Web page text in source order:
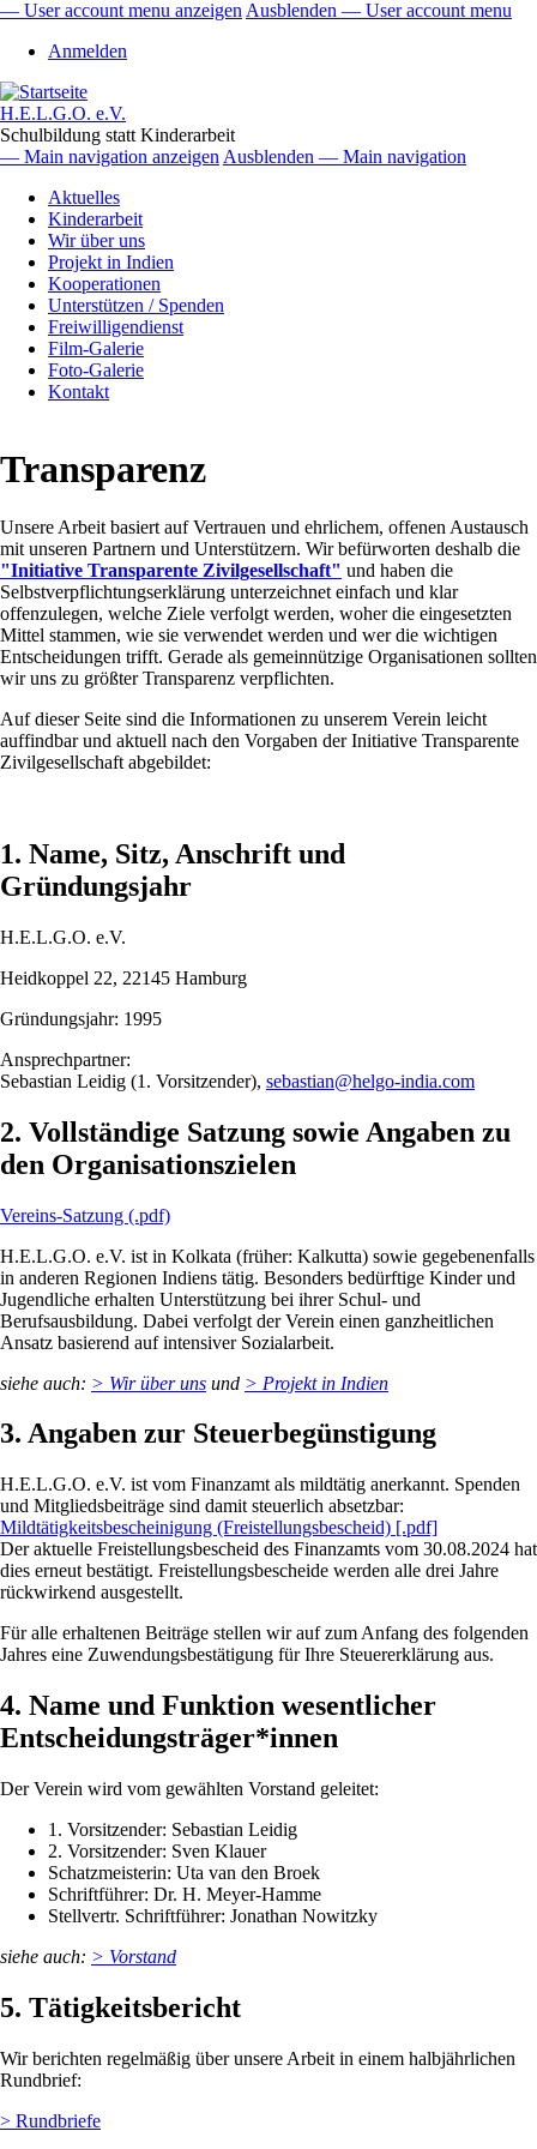
Direkt
Inhalt
User
menu
— User account menu anzeigen Ausblenden — User account menu
Anmelden
H.E.L.G.O. e.V.
Schulbildung statt Kinderarbeit
Main
navigation
— Main navigation anzeigen Ausblenden — Main navigation
Aktuelles
Kinderarbeit
Wir über uns
Projekt in Indien
Kooperationen
Unterstützen / Spenden
Freiwilligendienst
Film-Galerie
Foto-Galerie
Kontakt
Transparenz
Unsere Arbeit basiert auf Vertrauen und ehrlichem, offenen Austausch
mit unseren Partnern und Unterstützern. Wir befürworten deshalb die
"Initiative Transparente Zivilgesellschaft" und haben die
Selbstverpflichtungserklärung unterzeichnet einfach und klar
offenzulegen, welche Ziele verfolgt werden, woher die eingesetzten
Mittel stammen, wie sie verwendet werden und wer die wichtigen
Entscheidungen trifft. Gerade als gemeinnützige Organisationen sollten
wir uns zu größter Transparenz verpflichten.
Auf dieser Seite sind die Informationen zu unserem Verein leicht
auffindbar und aktuell nach den Vorgaben der Initiative Transparente
Zivilgesellschaft abgebildet:
1. Name, Sitz, Anschrift und
Gründungsjahr
H.E.L.G.O. e.V.
Heidkoppel 22, 22145 Hamburg
Gründungsjahr: 1995
Ansprechpartner:
Sebastian Leidig (1. Vorsitzender), sebastian@helgo-india.com
2. Vollständige Satzung sowie Angaben zu
den Organisationszielen
Vereins-Satzung (.pdf)
H.E.L.G.O. e.V. ist in Kolkata (früher: Kalkutta) sowie gegebenenfalls
in anderen Regionen Indiens tätig. Besonders bedürftige Kinder und
Jugendliche erhalten Unterstützung bei ihrer Schul- und
Berufsausbildung. Dabei verfolgt der Verein einen ganzheitlichen
Ansatz basierend auf intensiver Sozialarbeit.
siehe auch: > Wir über uns und > Projekt in Indien
3. Angaben zur Steuerbegünstigung
H.E.L.G.O. e.V. ist vom Finanzamt als mildtätig anerkannt. Spenden
und Mitgliedsbeiträge sind damit steuerlich absetzbar:
Mildtätigkeitsbescheinigung (Freistellungsbescheid) [.pdf]
Der aktuelle Freistellungsbescheid des Finanzamts vom 30.08.2024 hat
dies erneut bestätigt. Freistellungsbescheide werden alle drei Jahre
rückwirkend ausgestellt.
Für alle erhaltenen Beiträge stellen wir auf zum Anfang des folgenden
Jahres eine Zuwendungsbestätigung für Ihre Steuererklärung aus.
4. Name und Funktion wesentlicher
Entscheidungsträger*innen
Der Verein wird vom gewählten Vorstand geleitet:
1. Vorsitzender: Sebastian Leidig
2. Vorsitzender: Sven Klauer
Schatzmeisterin: Uta van den Broek
Schriftführer: Dr. H. Meyer-Hamme
Stellvertr. Schriftführer: Jonathan Nowitzky
siehe auch: > Vorstand
5. Tätigkeitsbericht
Wir berichten regelmäßig über unsere Arbeit in einem halbjährlichen
Rundbrief:
> Rundbriefe